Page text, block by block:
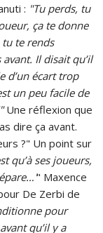
: "Tu perds, tu
ça te donne
te rends
Il disait qu’il
d’un écart trop
un peu facile de
Une réflexion que
dire ça avant.
?" Un point sur
qu’à ses joueurs,
" Maxence
De Zerbi de
pour
qu’il y a